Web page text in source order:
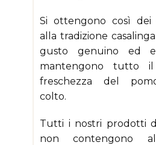
Si ottengono così
alla tradizione
gusto genuino ed
mantengono tutto
freschezza del
colto.
Tutti i nostri prodotti
non contengono